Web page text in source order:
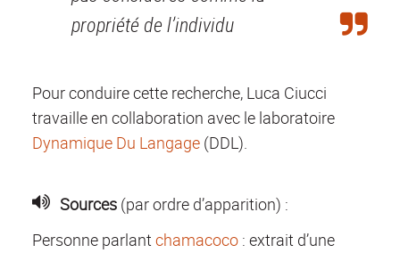
propriété de l’individu
Pour conduire cette recherche, Luca Ciucci
travaille en collaboration avec le laboratoire
Dynamique Du Langage (DDL).
Sources (par ordre d’apparition) :
Personne parlant chamacoco : extrait d’une